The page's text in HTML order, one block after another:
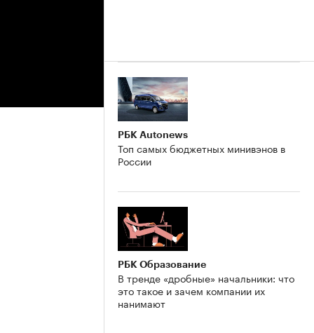
РБК Autonews
Топ самых бюджетных минивэнов в
России
РБК Образование
В тренде «дробные» начальники: что
это такое и зачем компании их
нанимают